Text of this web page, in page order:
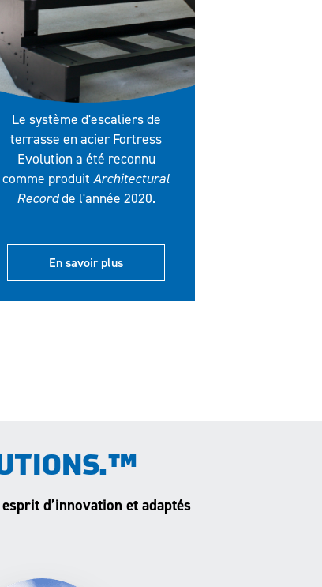
Le système d'escaliers de
terrasse en acier Fortress
Evolution a été reconnu
comme produitArchitectural
Recordde l'année 2020.
En savoir plus
d’innovation et adaptés